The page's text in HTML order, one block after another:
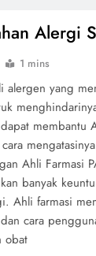
Alergi
1 mins
alergen yang
membantu
Ahli Farmasi
banyak
Ahli farmasi
cara
obat